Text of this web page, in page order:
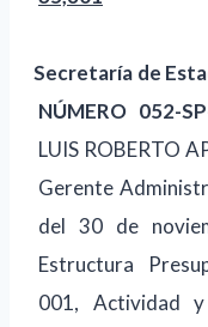
Secretaría de
NÚMERO 052-
LUIS ROBERTO
Gerente
del 30 de
Estructura
001, Actividad